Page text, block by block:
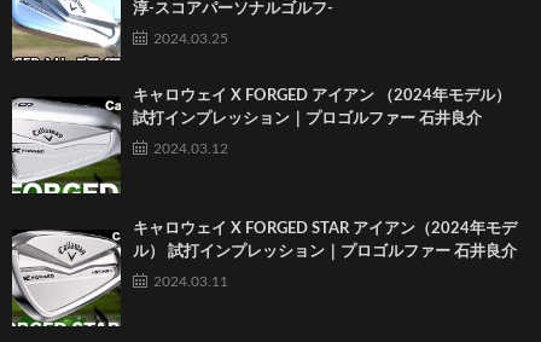
淳-スコアパーソナルゴルフ-
2024.03.25
キャロウェイ X FORGED アイアン （2024年モデル）
試打インプレッション｜プロゴルファー 石井良介
2024.03.12
キャロウェイ X FORGED STAR アイアン（2024年モデ
ル） 試打インプレッション｜プロゴルファー 石井良介
2024.03.11